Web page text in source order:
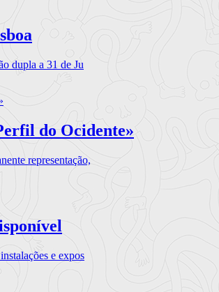
dupla a 31 de Ju
do Ocidente»
representação,
e expos